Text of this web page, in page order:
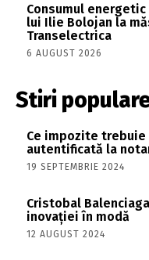
Consumul
lui Ilie Bolojan la
Transelectrica
6 AUGUST 2026
Stiri
Ce impozite
autentificată la
19 SEPTEMBRIE 2024
Cristobal
inovației în modă
12 AUGUST 2024